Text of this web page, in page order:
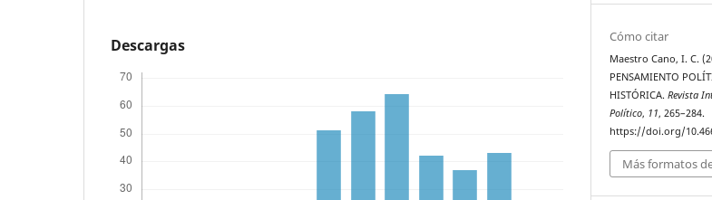
Descargas Cómo citar
Maestro Cano, I. C.
PENSAMIENTO
HISTÓRICA.Revista
Político, 11, 265–284.
https://doi.org/
Más formatos